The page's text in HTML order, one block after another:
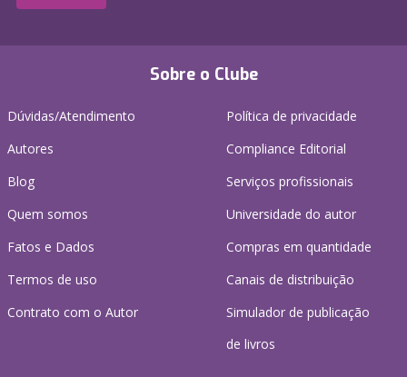
Sobre o Clube
Dúvidas/Atendimento
Autores
Blog
Quem somos
Fatos e Dados
Termos de uso
Contrato com o Autor
Política de privacidade
Compliance Editorial
Serviços profissionais
Universidade do autor
Compras em quantidade
Canais de distribuição
Simulador de publicação
de livros